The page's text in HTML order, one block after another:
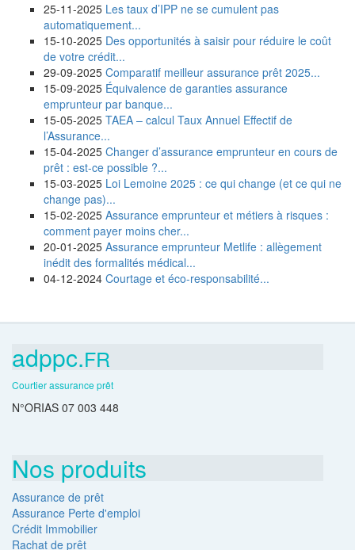
25-11-2025 Les taux d’IPP ne se cumulent pas
automatiquement...
15-10-2025 Des opportunités à saisir pour réduire le coût
de votre crédit...
29-09-2025 Comparatif meilleur assurance prêt 2025...
15-09-2025 Équivalence de garanties assurance
emprunteur par banque...
15-05-2025 TAEA – calcul Taux Annuel Effectif de
l’Assurance...
15-04-2025 Changer d’assurance emprunteur en cours de
prêt : est-ce possible ?...
15-03-2025 Loi Lemoine 2025 : ce qui change (et ce qui ne
change pas)...
15-02-2025 Assurance emprunteur et métiers à risques :
comment payer moins cher...
20-01-2025 Assurance emprunteur Metlife : allègement
inédit des formalités médical...
04-12-2024 Courtage et éco-responsabilité...
adppc.FR
Courtier assurance prêt
N°ORIAS 07 003 448
Nos produits
Assurance de prêt
Assurance Perte d'emploi
Crédit Immobilier
Rachat de prêt